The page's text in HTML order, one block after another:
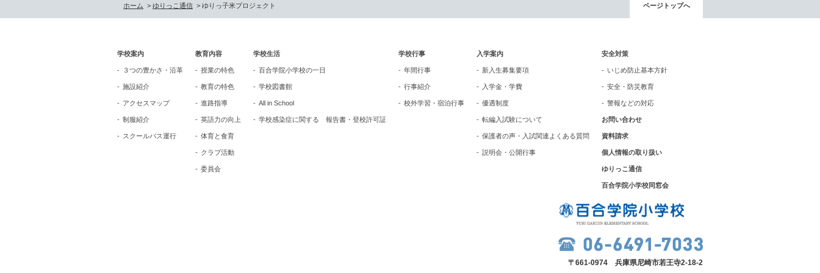
ホーム > ゆりっこ通信 > ゆりっ子米プロジェクト ページトップへ
学校案内
３つの豊かさ・沿革
施設紹介
アクセスマップ
制服紹介
スクールバス運行
教育内容
授業の特色
教育の特色
進路指導
英語力の向上
体育と食育
クラブ活動
委員会
学校生活
百合学院小学校の一日
学校図書館
All in School
学校感染症に関する 報告書・登校許可証
学校行事
年間行事
行事紹介
校外学習・宿泊行事
入学案内
新入生募集要項
入学金・学費
優遇制度
転編入試験について
保護者の声・入試関連よくある質問
説明会・公開行事
安全対策
いじめ防止基本方針
安全・防災教育
警報などの対応
お問い合わせ
資料請求
個人情報の取り扱い
ゆりっこ通信
百合学院小学校同窓会
〒661-0974 兵庫県尼崎市若王寺2-18-2